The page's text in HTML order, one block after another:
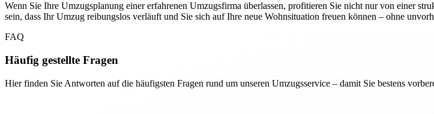
Wenn Sie Ihre Umzugsplanung einer erfahrenen Umzugsfirma überlassen, profitieren Sie nicht nur von einer
sein, dass Ihr Umzug reibungslos verläuft und Sie sich auf Ihre neue Wohnsituation freuen können – ohne
FAQ
Häufig gestellte Fragen
Hier finden Sie Antworten auf die häufigsten Fragen rund um unseren Umzugsservice – damit Sie bestens